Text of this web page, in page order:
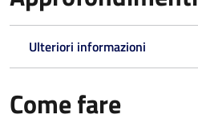
Ulteriori informazioni
Come fare